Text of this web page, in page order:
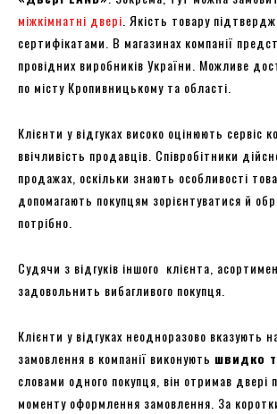
міжкімнатні двері . Якість товару
сертифікатами. В магазинах компанії
провідних виробників України. Можливе
по місту Кропивницькому та області.
Клієнти у відгуках високо оцінюють сервіс
ввічливість продавців. Співробітники
продажах, оскільки знають особливості
допомагають покупцям зорієнтуватися й
потрібно.
Судячи з відгуків іншого клієнта,
задовольнить вибагливого покупця.
Клієнти у відгуках неодноразово вказують
замовлення в компанії виконують швидко
словами одного покупця, він отримав двері
моменту оформлення замовлення. За